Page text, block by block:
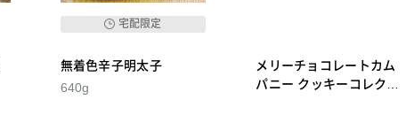
宅配限定
無着色辛子明太子
640g
メリーチョコレートカム
パニー クッキーコレクシ